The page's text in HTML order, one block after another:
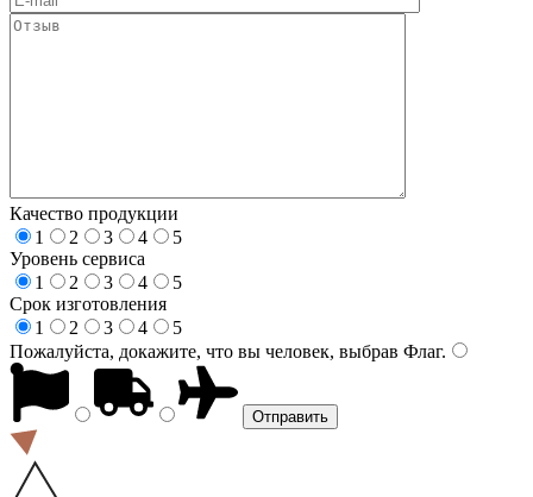
Качество продукции
1
2 3 4
5
Уровень сервиса
1
2 3 4
5
Срок изготовления
1
2 3 4
5
Пожалуйста, докажите, что вы человек, выбрав Флаг.